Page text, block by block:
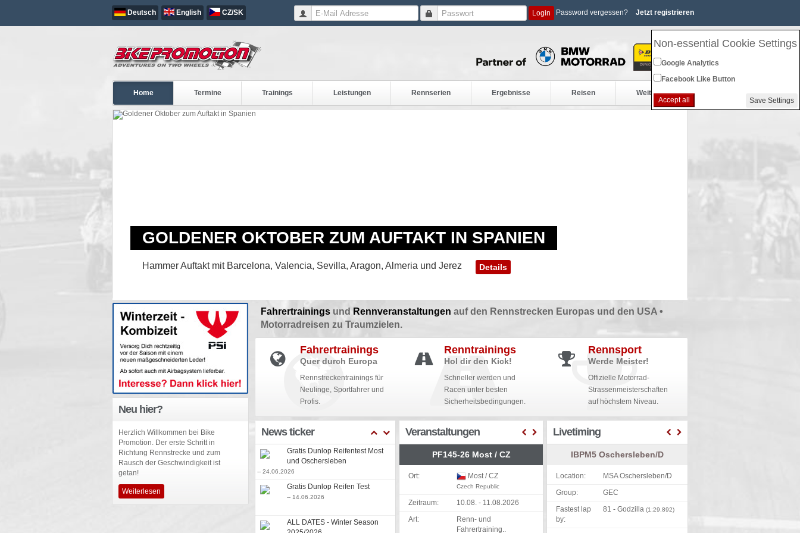
Login Password vergessen? Jetzt registrieren
Deutsch English CZ/SK
Home Termine Trainings Leistungen Rennserien Ergebnisse Reisen Weiteres
GOLDENER OKTOBER ZUM AUFTAKT IN SPANIEN
Hammer Auftakt mit Barcelona, Valencia, Sevilla, Aragon, Almeria und Jerez Details
Neu hier?
Herzlich Willkommen bei Bike
Promotion. Der erste Schritt in
Richtung Rennstrecke und zum
Rausch der Geschwindigkeit ist
getan!
Weiterlesen
Fahrertrainings und Rennveranstaltungen auf den Rennstrecken Europas und den USA •
Motorradreisen zu Traumzielen.
Fahrertrainings
Quer durch Europa
Rennstreckentrainings für
Neulinge, Sportfahrer und
Profis.
Renntrainings
Hol dir den Kick!
Schneller werden und
Racen unter besten
Sicherheitsbedingungen.
Rennsport
Werde Meister!
Offizielle Motorrad-
Strassenmeisterschaften
auf höchstem Niveau.
News ticker
Gratis Dunlop Reifentest Most
und Oschersleben
-- 24.06.2026
Gratis Dunlop Reifen Test
-- 14.06.2026
ALL DATES - Winter Season
Veranstaltungen
PF145-26 Most / CZ
Ort: Most / CZ
Czech Republic
Zeitraum:
10.08. - 11.08.2026
Art:
Renn- und
Fahrertraining..
Livetiming
IBPM5 Oschersleben/D
Location:
MSA Oschersleben/D
Group:
GEC
Fastest lap
by:
81 - Godzilla (1:29.892)
Non-essential Cookie Settings
Google Analytics
Facebook Like Button
Accept all Save Settings